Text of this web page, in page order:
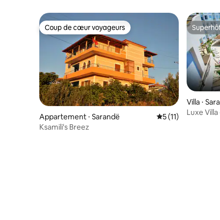
Coup de cœur voyageurs
Coup de cœur voyageurs
Appartement ⋅ Sarandë Évaluation
5 (11)
Ksamili's Breez
Villa ⋅
Luxe